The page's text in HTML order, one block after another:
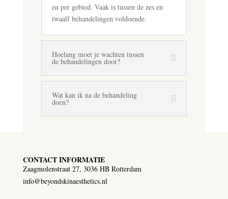
en per gebied. Vaak is tussen de zes en
twaalf behandelingen voldoende.
Hoelang moet je wachten tussen
de behandelingen door?
Wat kan ik na de behandeling
doen?
CONTACT INFORMATIE
Zaagmolenstraat 27, 3036 HB Rotterdam
info@beyondskinaesthetics.nl